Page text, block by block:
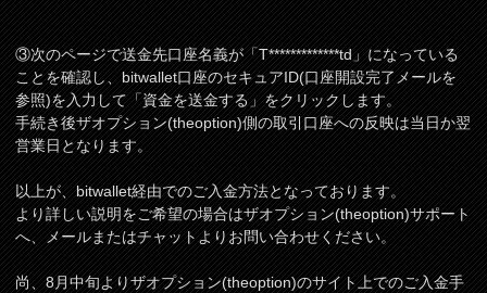
③次のページで送金先口座名義が「T*************td」になっている
ことを確認し、bitwallet口座のセキュアID(口座開設完了メールを
参照)を入力して「資金を送金する」をクリックします。
手続き後ザオプション(theoption)側の取引口座への反映は当日か翌
営業日となります。
以上が、bitwallet経由でのご入金方法となっております。
より詳しい説明をご希望の場合はザオプション(theoption)サポート
へ、メールまたはチャットよりお問い合わせください。
尚、8月中旬よりザオプション(theoption)のサイト上でのご入金手